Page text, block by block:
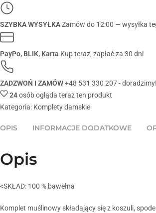
SZYBKA WYSYŁKAZamów do 12:00 — wysyłka
PayPo, BLIK, Karta Kup teraz, zapłać za 30 dni
ZADZWOŃ I ZAMÓW+48 531 330 207 - doradzimy!
24osób ogląda teraz ten produkt
Kategoria: Komplety damskie
OPIS INFORMACJE DODATKOWE
Opis
<SKŁAD: 100 % bawełna
Komplet muślinowy składający się z koszuli,